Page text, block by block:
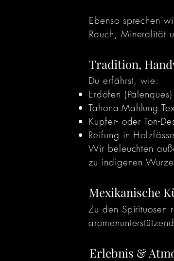
Ebenso sprechen
Rauch, Mineralität
Tradition,
Du erfährst, wie:
Erdöfen
Tahona-Mahlung
Kupfer- oder Ton-
Reifung in
Wir beleuchten
zu indigenen
Mexikanische
Zu den Spirituosen
Erlebnis &